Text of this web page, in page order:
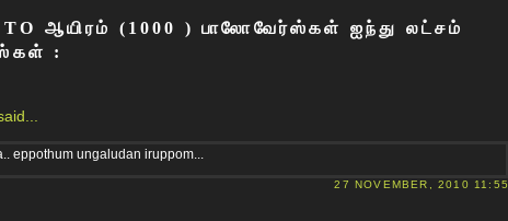
TO ஆயிரம் (1000 ) பாலோவேர்ஸ்கள் ஐந்து லட்சம்
:
eppothum ungaludan iruppom...
27 NOVEMBER, 2010 11:55